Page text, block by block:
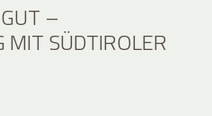
–
MIT SÜDTIROLER